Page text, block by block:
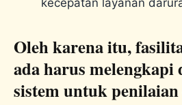
Oleh karena itu,
ada harus melengkapi
sistem untuk